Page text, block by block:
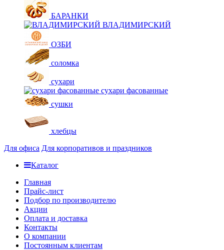
БАРАНКИ
ВЛАДИМИРСКИЙ
ОЗБИ
соломка
сухари
сухари фасованные
сушки
хлебцы
Для офиса Для корпоративов и праздников
Каталог
Главная
Прайс-лист
Подбор по производителю
Акции
Оплата и доставка
Контакты
О компании
Постоянным клиентам